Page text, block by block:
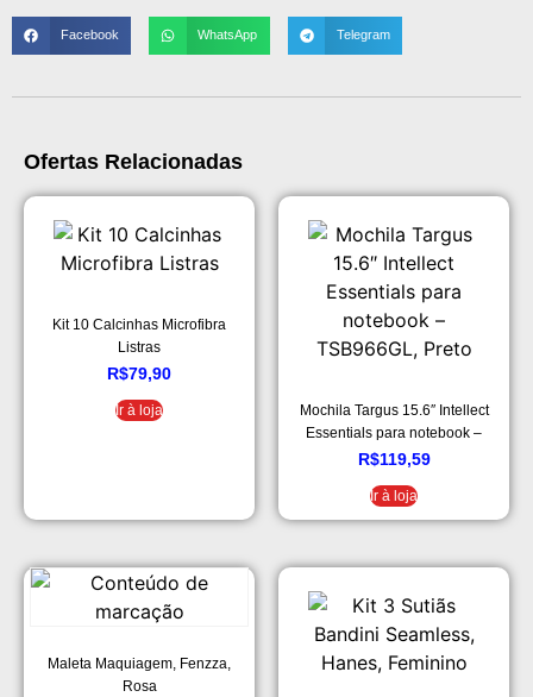
Facebook WhatsApp Telegram
Ofertas Relacionadas
Kit 10 Calcinhas Microfibra
Listras
R$79,90
Ir à loja
Mochila Targus 15.6″ Intellect
Essentials para notebook –
TSB966GL, Preto
R$119,59
Ir à loja
Maleta Maquiagem, Fenzza,
Rosa